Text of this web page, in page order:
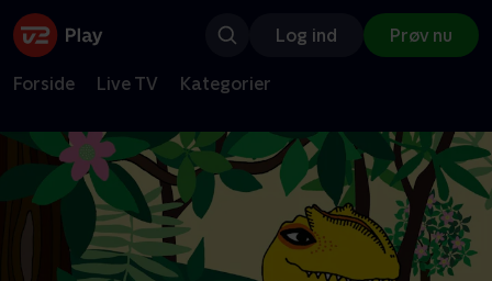
Log ind Prøv nu
Forside Live TV Kategorier